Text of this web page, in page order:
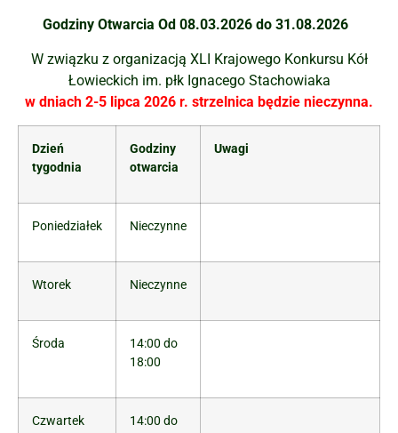
Godziny Otwarcia Od 08.03.2026 do 31.08.2026
W związku z organizacją XLI Krajowego Konkursu Kół
Łowieckich im. płk Ignacego Stachowiaka
w dniach 2-5 lipca 2026 r. strzelnica będzie nieczynna.
Dzień
tygodnia
Godziny
otwarcia
Uwagi
Poniedziałek Nieczynne
Wtorek Nieczynne
Środa
14:00 do
18:00
Czwartek
14:00 do